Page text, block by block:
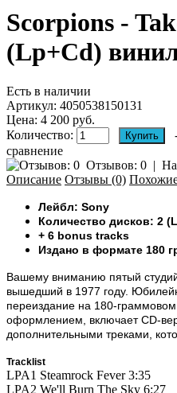
Scorpions -
(Lp+Cd)
Есть в наличии
Артикул: 4050538150131
Цена: 4 200 руб.
Количество:
сравнение
Отзывов: 0 |
Описание Отзывы (0)
Лейбл: Sony
Количество дисков: 2
+ 6 bonus tracks
Издано в формате 180
Вашему вниманию пятый
вышедший в 1977 году.
переиздание на 180-
оформлением, включает CD-
дополнительными треками,
Tracklist
LPA1 Steamrock Fever 3:35
LPA2 We'll Burn The Sky 6:27